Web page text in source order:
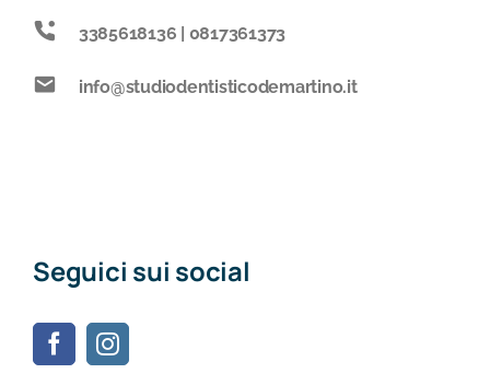
3385618136 | 0817361373
info@studiodentisticodemartino.it
Seguici sui social